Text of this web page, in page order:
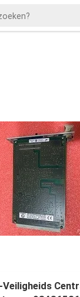
Veiligheids